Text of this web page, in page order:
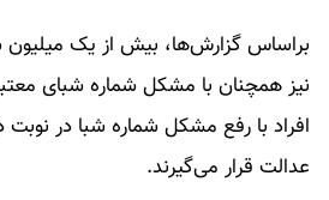
براساس گزارش‌ها، بیش از یک میلیون
نیز همچنان با مشکل شماره شبای
افراد با رفع مشکل شماره شبا در
عدالت قرار می‌گیرند.